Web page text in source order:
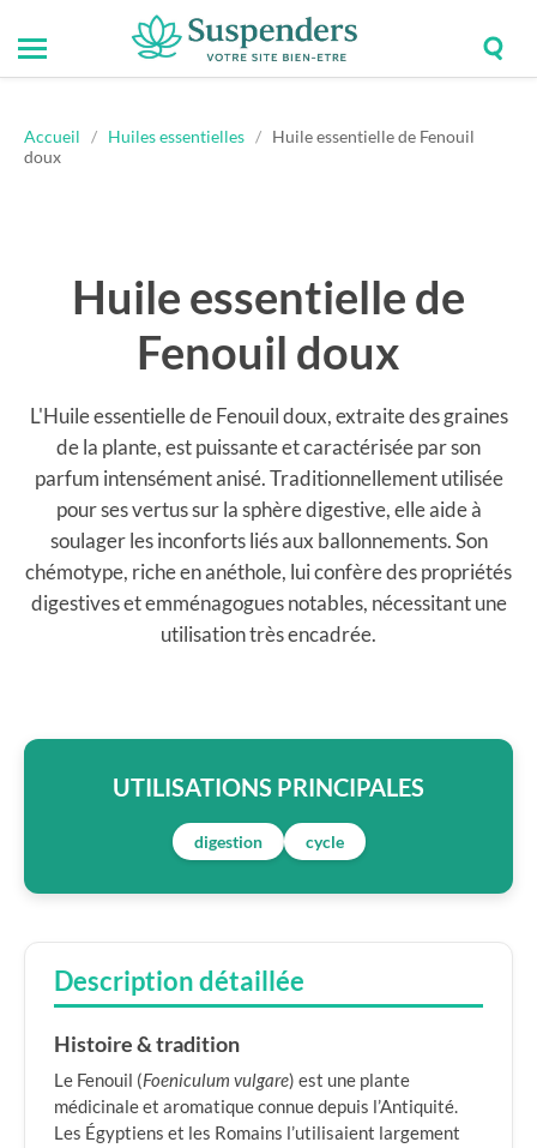
Suspenders
Toggle
mobile
Accueil / Huiles essentielles / Huile essentielle de Fenouil
doux
Huile essentielle de
Fenouil doux
L'Huile essentielle de Fenouil doux, extraite des graines
de la plante, est puissante et caractérisée par son
parfum intensément anisé. Traditionnellement utilisée
pour ses vertus sur la sphère digestive, elle aide à
soulager les inconforts liés aux ballonnements. Son
chémotype, riche en anéthole, lui confère des propriétés
digestives et emménagogues notables, nécessitant une
utilisation très encadrée.
UTILISATIONS PRINCIPALES
digestion cycle
Description détaillée
Histoire & tradition
Le Fenouil (Foeniculum vulgare) est une plante
médicinale et aromatique connue depuis l’Antiquité.
Les Égyptiens et les Romains l’utilisaient largement